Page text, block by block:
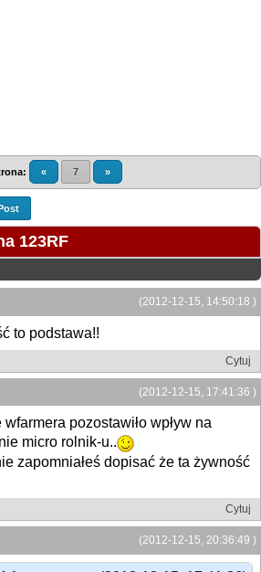
« 7 »
123RF
(2012-12-15, 14:50:18 )
to podstawa!!
Cytuj
(2012-12-15, 17:41:36 )
pozostawiło wpływ na
micro rolnik-u..
zapomniałeś dopisać że ta żywność
Cytuj
(2012-12-15, 20:36:49 )